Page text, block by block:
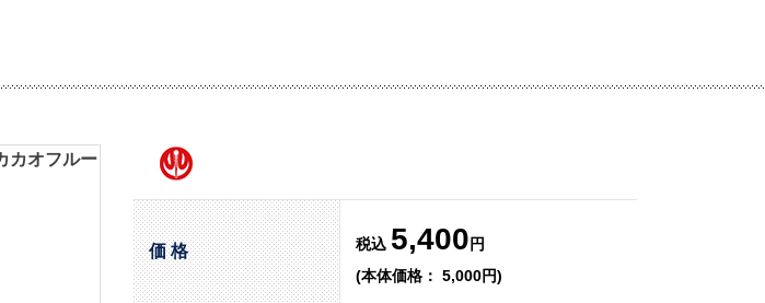
価 格 税込 5,400 円
(本体価格： 5,000円)